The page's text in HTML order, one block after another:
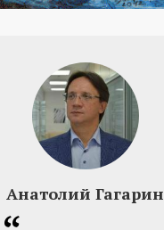
Анатолий Гагарин